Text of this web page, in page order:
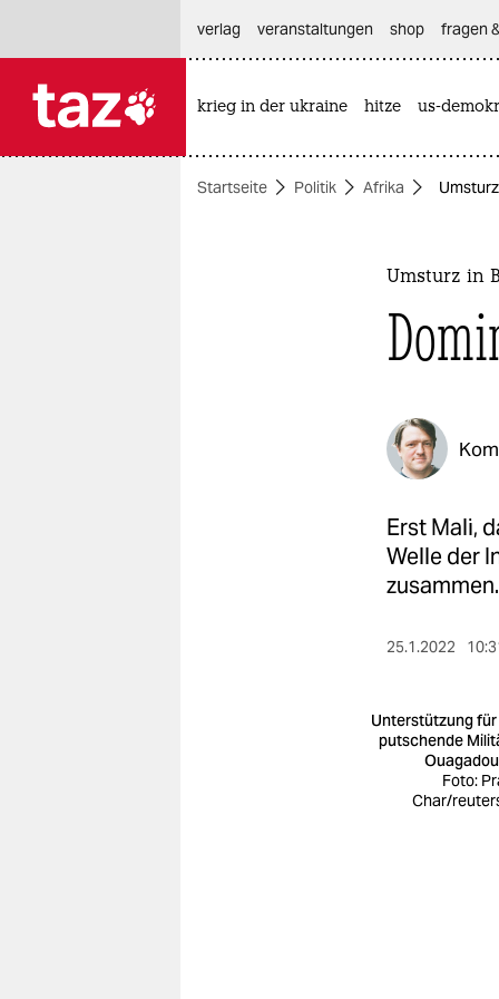
themen
verlag
veranstaltungen shop fragen
krieg in der ukraine hitze us-
Startseite Politik Afrika
Umsturz in
Erst Mali,
Welle der
zusammen.
25.1.2022
Unterstützung für
putschende
Foto:
Char/